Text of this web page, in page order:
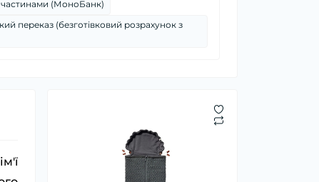
(МоноБанк)
переказ (безготівковий розрахунок з